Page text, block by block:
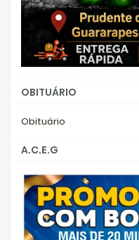
OBITUÁRIO
Obituário
A.C.E.G